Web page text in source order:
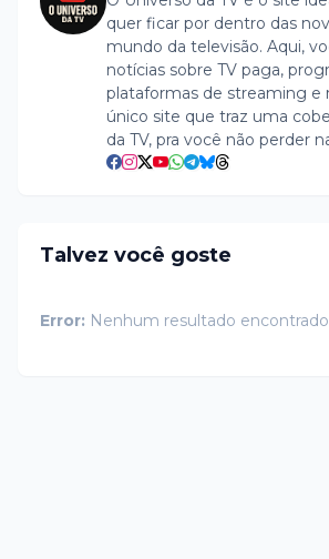
quer ficar por dentro das
mundo da televisão. Aqui,
notícias sobre TV paga,
plataformas de streaming e
único site que traz uma
da TV, pra você não perder
Talvez você goste
Error: Nenhum resultado encontrado